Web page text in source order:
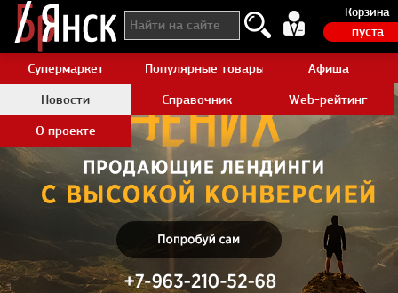
Корзина
пуста
Супермаркет Популярные товары AliexpressАфиша
Новости
Справочник
Web-рейтинг
О проекте